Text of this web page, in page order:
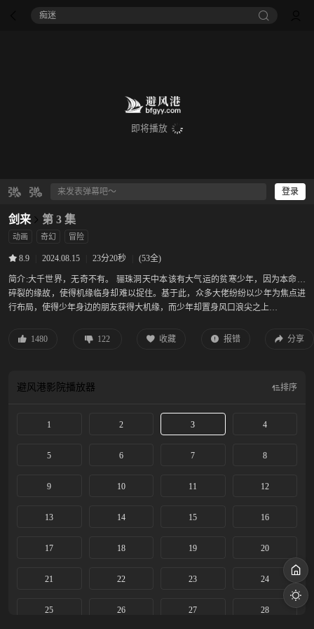
痴迷
即将播放
登录
剑来 第 3 集
动画 奇幻 冒险
8.9 2024.08.15 23分20秒 (53全)
简介:大千世界，无奇不有。 骊珠洞天中本该有大气运的贫寒少年，因为本命瓷
碎裂的缘故，使得机缘临身却难以捉住。基于此，众多大佬纷纷以少年为焦点进
行布局，使得少年身边的朋友获得大机缘，而少年却置身风口浪尖之上…
1480 122 收藏 报错 分享
避风港影院播放器 排序
1 2 3 4
5 6 7 8
9 10 11 12
13 14 15 16
17 18 19 20
21 22 23 24
25 26 27 28